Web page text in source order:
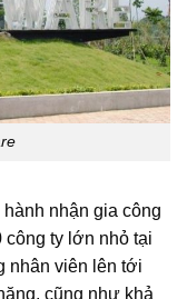
nhận gia công
ty lớn nhỏ tại
nhân viên lên tới
cũng như khả